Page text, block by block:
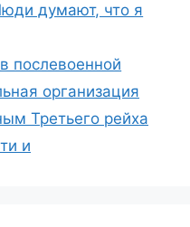
думают, что я
послевоенной
организация
Третьего рейха
и